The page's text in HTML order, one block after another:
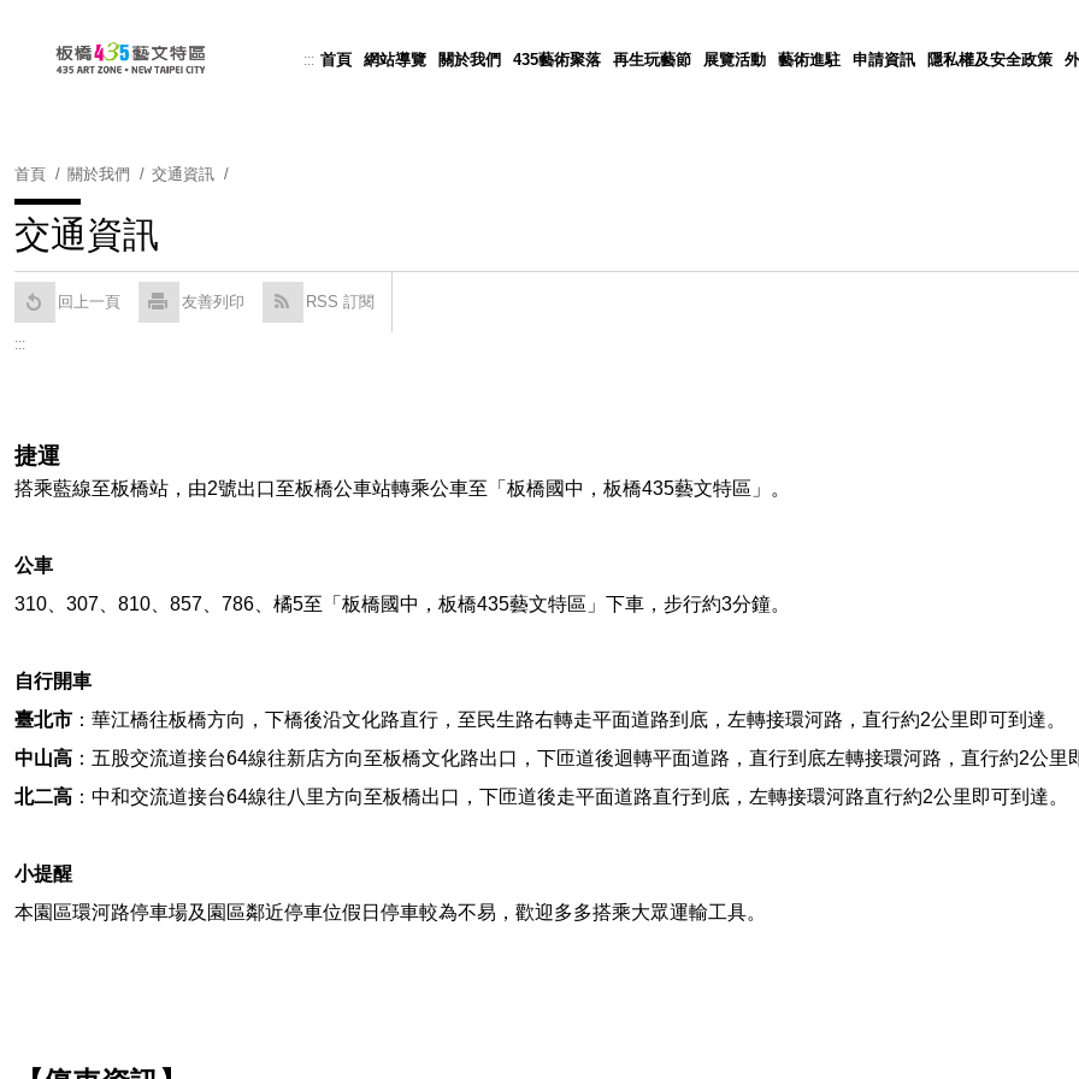
::: 首頁 網站導覽 關於我們 435藝術聚落 再生玩藝節 展覽活動 藝術進駐 申請資訊 隱私權及安全政策
Powered by
首頁 關於我們 交通資訊
交通資訊
回上一頁 友善列印 RSS 訂閱
:::
捷運
搭乘藍線至板橋站，由2號出口至板橋公車站轉乘公車至「板橋國中，板橋435藝文特區」。
公車
310
307 810 857 786、 橘5至「板橋國中，板橋435藝文特區」下車，步行約3分鐘。
自行開車
臺北市 ：華江橋往板橋方向，下橋後沿文化路直行，至民生路右轉走平面道路到底，左轉接環河路，直行約2公里即可到達。
中山高 ：五股交流道接台64線往新店方向至板橋文化路出口，下匝道後迴轉平面道路，直行到底左轉接環河路，直行約2公里
北二高 ：中和交流道接台64線往八里方向至板橋出口，下匝道後走平面道路直行到底，左轉接環河路直行約2公里即可到達。
小提醒
本園區環河路停車場及園區鄰近停車位假日停車較為不易，歡迎多多搭乘大眾運輸工具。